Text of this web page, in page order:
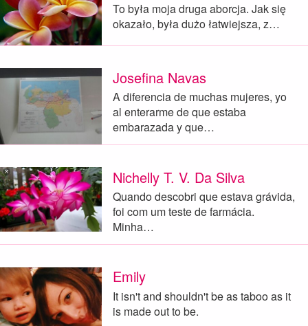
To była moja druga aborcja. Jak się
okazało, była dużo łatwiejsza, z…
Josefina Navas
A diferencia de muchas mujeres, yo
al enterarme de que estaba
embarazada y que…
Nichelly T. V. Da Silva
Quando descobri que estava grávida,
foi com um teste de farmácia.
Minha…
Emily
It isn't and shouldn't be as taboo as it
is made out to be.